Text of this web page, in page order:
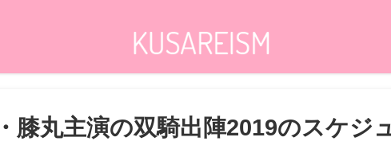
膝丸主演の双騎出陣2019のスケジ